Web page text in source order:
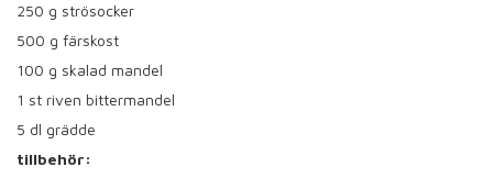
250 g strösocker
500 g färskost
100 g skalad mandel
1 st riven bittermandel
5 dl grädde
tillbehör: